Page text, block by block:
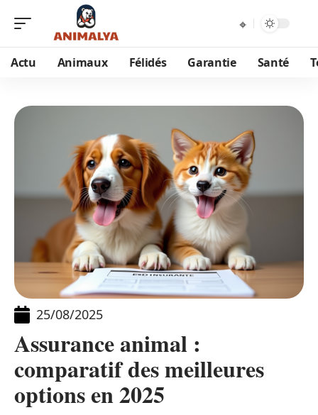
Actu Animaux Félidés Garantie Santé
25/08/2025
Assurance animal :
comparatif des meilleures
options en 2025